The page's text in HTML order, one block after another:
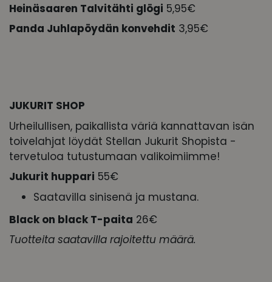
Heinäsaaren Talvitähti glögi 5,95€
Panda Juhlapöydän konvehdit 3,95€
JUKURIT SHOP
Urheilullisen, paikallista väriä kannattavan isän
toivelahjat löydät Stellan Jukurit Shopista -
tervetuloa tutustumaan valikoimiimme!
Jukurit huppari 55€
Saatavilla sinisenä ja mustana.
Black on black T-paita 26€
Tuotteita saatavilla rajoitettu määrä.